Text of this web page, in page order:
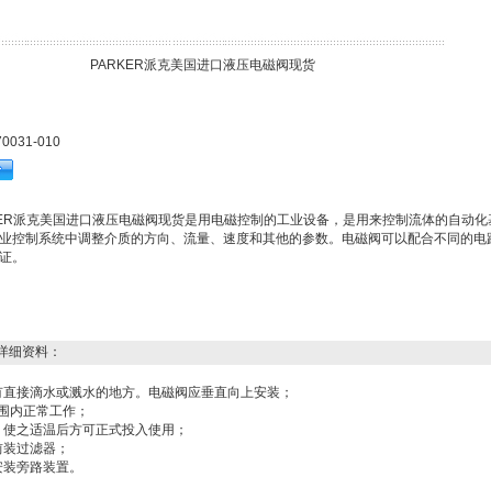
PARKER派克美国进口液压电磁阀现货
010
派克美国进口液压电磁阀现货是用电磁控制的工业设备，是用来控制流体的自动
控制系统中调整介质的方向、流量、速度和其他的参数。电磁阀可以配合不同的
。
细资料：
接滴水或溅水的地方。电磁阀应垂直向上安装；
内正常工作；
之适温后方可正式投入使用；
过滤器；
旁路装置。